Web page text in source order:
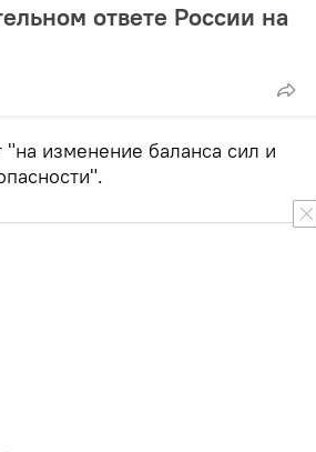
ответе России на
"на изменение баланса сил и